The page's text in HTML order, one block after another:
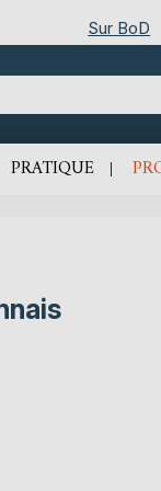
Sur BoD
PRATIQUE